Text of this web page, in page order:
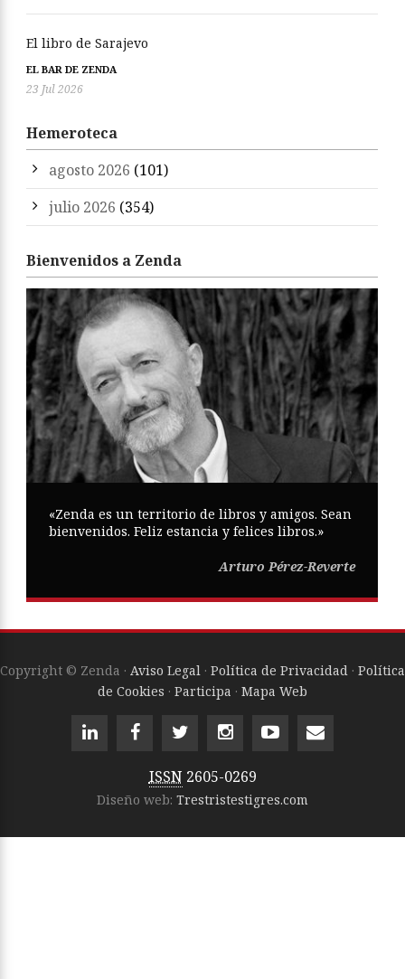
El libro de Sarajevo
EL BAR DE ZENDA
23 Jul 2026
Hemeroteca
agosto 2026 (101)
julio 2026 (354)
Bienvenidos a Zenda
«Zenda es un territorio de libros y amigos. Sean
bienvenidos. Feliz estancia y felices libros.»
Arturo Pérez-Reverte
Copyright © Zenda · Aviso Legal · Política de Privacidad · Política
de Cookies · Participa · Mapa Web
ISSN 2605-0269
Diseño web: Trestristestigres.com